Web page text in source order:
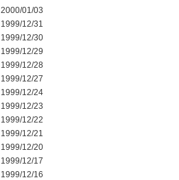
2000/01/03
1999/12/31
1999/12/30
1999/12/29
1999/12/28
1999/12/27
1999/12/24
1999/12/23
1999/12/22
1999/12/21
1999/12/20
1999/12/17
1999/12/16